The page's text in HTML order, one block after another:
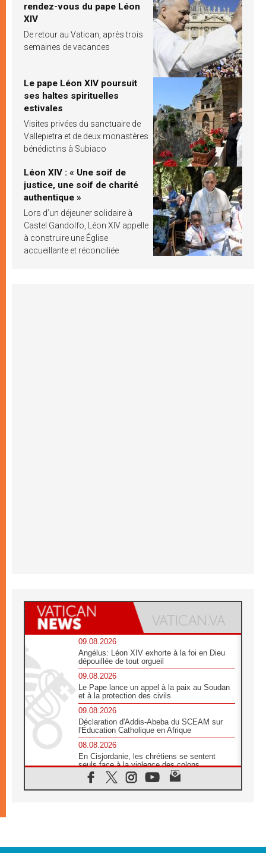
rendez-vous du pape Léon
XIV
De retour au Vatican, après trois
semaines de vacances
Le pape Léon XIV poursuit
ses haltes spirituelles
estivales
Visites privées du sanctuaire de
Vallepietra et de deux monastères
bénédictins à Subiaco
Léon XIV : « Une soif de
justice, une soif de charité
authentique »
Lors d’un déjeuner solidaire à
Castel Gandolfo, Léon XIV appelle
à construire une Église
accueillante et réconciliée
09.08.2026
Angélus: Léon XIV exhorte à la foi en Dieu
dépouillée de tout orgueil
09.08.2026
Le Pape lance un appel à la paix au Soudan
et à la protection des civils
09.08.2026
Déclaration d'Addis-Abeba du SCEAM sur
l'Éducation Catholique en Afrique
08.08.2026
En Cisjordanie, les chrétiens se sentent
seuls face à la violence des colons
08.08.2026
Léon XIV au sanctuaire de Notre Dame du
08.08.2026